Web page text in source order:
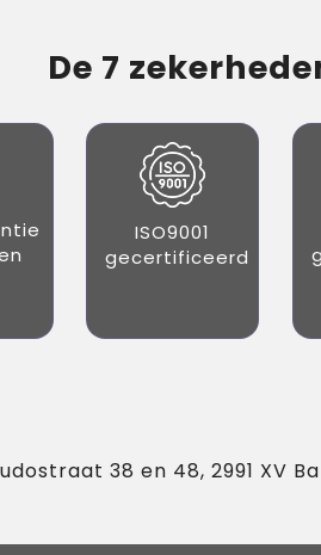
De 7
ISO9001
gecertificeerd
38 en 48, 2991 XV